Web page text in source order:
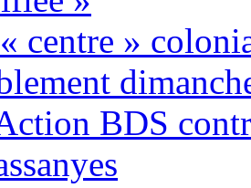
centre »
BDS